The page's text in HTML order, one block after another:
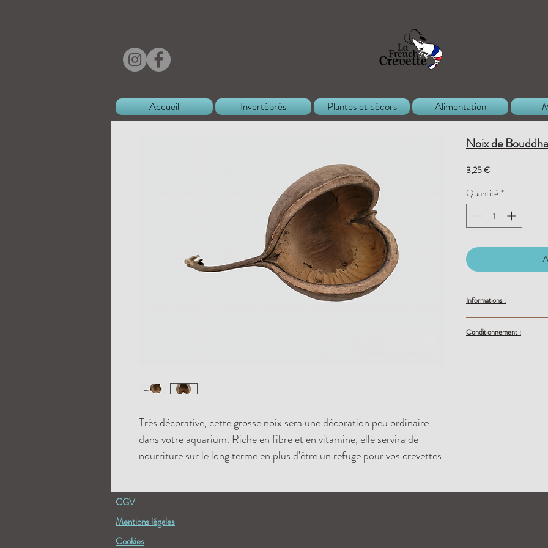
Accueil Invertébrés Plantes et décors Alimentation
Très décorative, cette grosse noix sera une décoration peu ordinaire
dans votre aquarium. Riche en fibre et en vitamine, elle servira de
nourriture sur le long terme en plus d'être un refuge pour vos crevettes.
Noix de Bouddha
3,25 €Prix
Quantité*
Informations :
minutes avant son
Conditionnement :
CGV
Mentions légales
Cookies